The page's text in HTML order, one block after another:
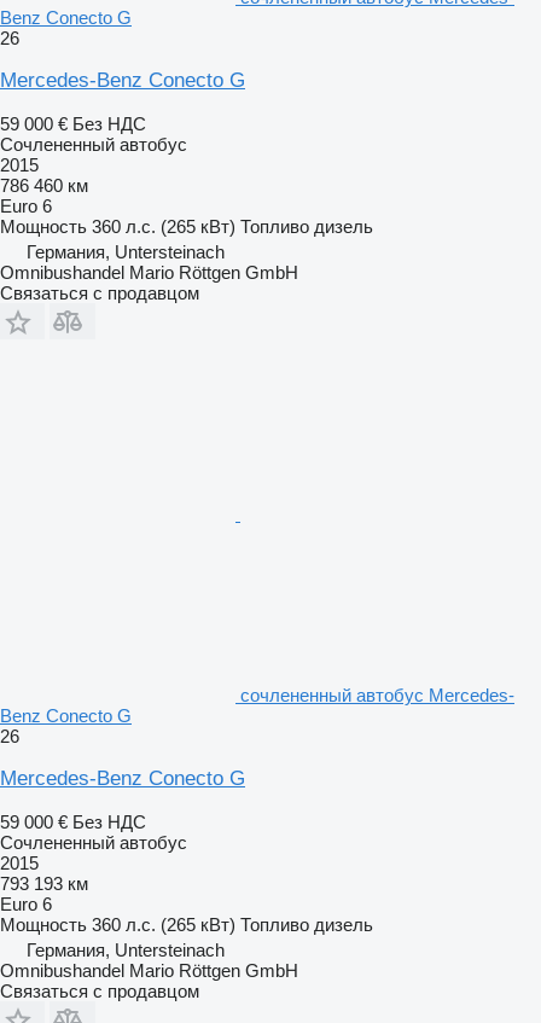
Benz Conecto G
26
Mercedes-Benz Conecto G
59 000 € Без НДС
Сочлененный автобус
2015
786 460 км
Euro 6
Мощность 360 л.с. (265 кВт) Топливо дизель
Германия, Untersteinach
Omnibushandel Mario Röttgen GmbH
Связаться с продавцом
сочлененный автобус Mercedes-
Benz Conecto G
26
Mercedes-Benz Conecto G
59 000 € Без НДС
Сочлененный автобус
2015
793 193 км
Euro 6
Мощность 360 л.с. (265 кВт) Топливо дизель
Германия, Untersteinach
Omnibushandel Mario Röttgen GmbH
Связаться с продавцом